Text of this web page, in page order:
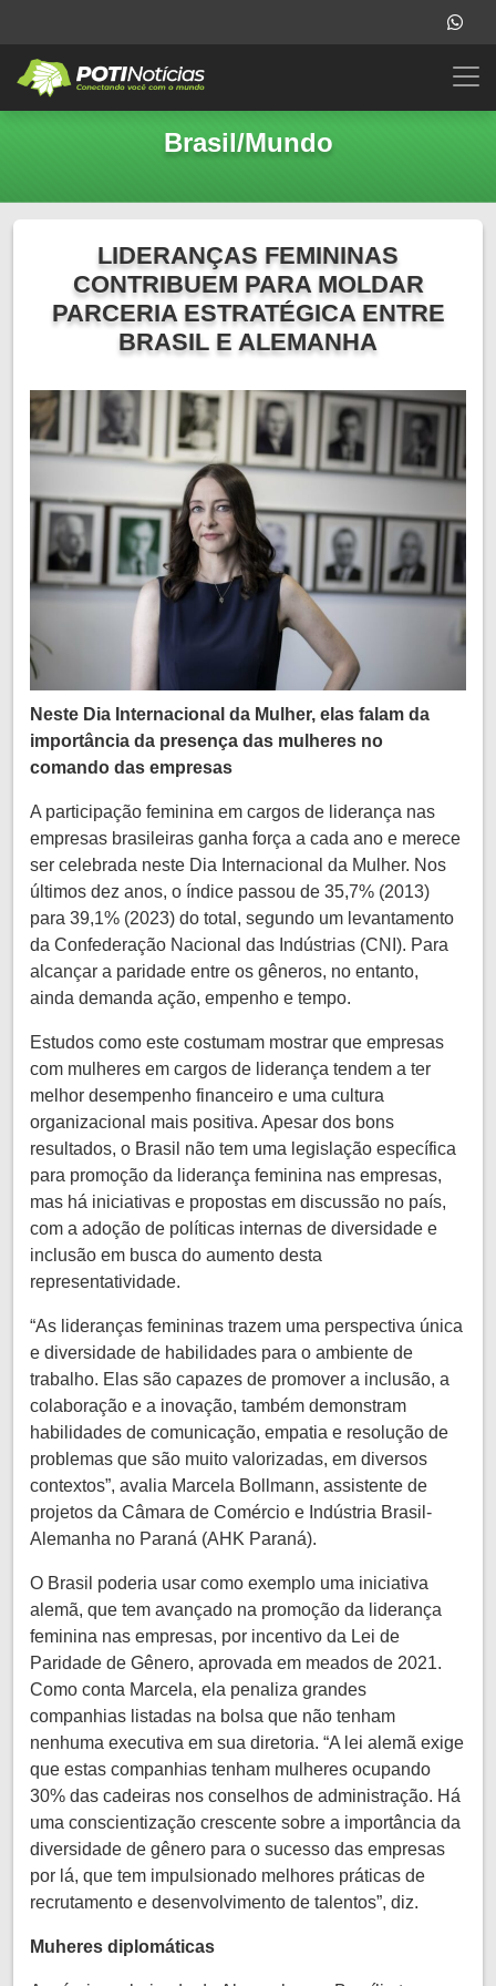
Brasil/Mundo
LIDERANÇAS FEMININAS
CONTRIBUEM PARA MOLDAR
PARCERIA ESTRATÉGICA ENTRE
BRASIL E ALEMANHA
Neste Dia Internacional da Mulher, elas falam da
importância da presença das mulheres no
comando das empresas
A participação feminina em cargos de liderança nas
empresas brasileiras ganha força a cada ano e merece
ser celebrada neste Dia Internacional da Mulher. Nos
últimos dez anos, o índice passou de 35,7% (2013)
para 39,1% (2023) do total, segundo um levantamento
da Confederação Nacional das Indústrias (CNI). Para
alcançar a paridade entre os gêneros, no entanto,
ainda demanda ação, empenho e tempo.
Estudos como este costumam mostrar que empresas
com mulheres em cargos de liderança tendem a ter
melhor desempenho financeiro e uma cultura
organizacional mais positiva. Apesar dos bons
resultados, o Brasil não tem uma legislação específica
para promoção da liderança feminina nas empresas,
mas há iniciativas e propostas em discussão no país,
com a adoção de políticas internas de diversidade e
inclusão em busca do aumento desta
representatividade.
“As lideranças femininas trazem uma perspectiva única
e diversidade de habilidades para o ambiente de
trabalho. Elas são capazes de promover a inclusão, a
colaboração e a inovação, também demonstram
habilidades de comunicação, empatia e resolução de
problemas que são muito valorizadas, em diversos
contextos”, avalia Marcela Bollmann, assistente de
projetos da Câmara de Comércio e Indústria Brasil-
Alemanha no Paraná (AHK Paraná).
O Brasil poderia usar como exemplo uma iniciativa
alemã, que tem avançado na promoção da liderança
feminina nas empresas, por incentivo da Lei de
Paridade de Gênero, aprovada em meados de 2021.
Como conta Marcela, ela penaliza grandes
companhias listadas na bolsa que não tenham
nenhuma executiva em sua diretoria. “A lei alemã exige
que estas companhias tenham mulheres ocupando
30% das cadeiras nos conselhos de administração. Há
uma conscientização crescente sobre a importância da
diversidade de gênero para o sucesso das empresas
por lá, que tem impulsionado melhores práticas de
recrutamento e desenvolvimento de talentos”, diz.
Muheres diplomáticas